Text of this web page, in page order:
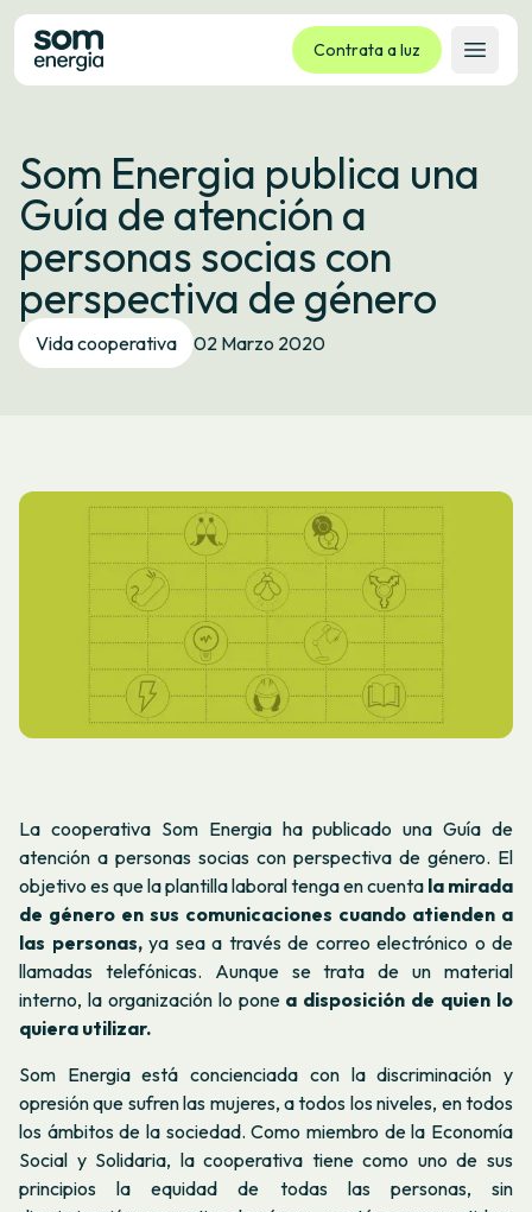
Contrata a luz
Abrir
Tarifas
Servizos
Empresas
La cooperativa
Contacto
Trámites
Som Energia publica una
Guía de atención a
personas socias con
perspectiva de género
Vida cooperativa 02 Marzo 2020
La cooperativa Som Energia ha publicado una Guía de
atención a personas socias con perspectiva de género. El
objetivo es que la plantilla laboral tenga en cuenta la mirada
de género en sus comunicaciones cuando atienden a
las personas,ya sea a través de correo electrónico o de
llamadas telefónicas. Aunque se trata de un material
interno, la organización lo pone a disposición de quien lo
quiera utilizar.
Som Energia está concienciada con la discriminación y
opresión que sufren las mujeres, a todos los niveles, en todos
los ámbitos de la sociedad. Como miembro de la Economía
Social y Solidaria, la cooperativa tiene como uno de sus
principios la equidad de todas las personas, sin